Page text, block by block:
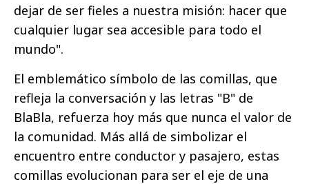
dejar de ser fieles a nuestra misión: hacer que
cualquier lugar sea accesible para todo el
mundo".
El emblemático símbolo de las comillas, que
refleja la conversación y las letras "B" de
BlaBla, refuerza hoy más que nunca el valor de
la comunidad. Más allá de simbolizar el
encuentro entre conductor y pasajero, estas
comillas evolucionan para ser el eje de una